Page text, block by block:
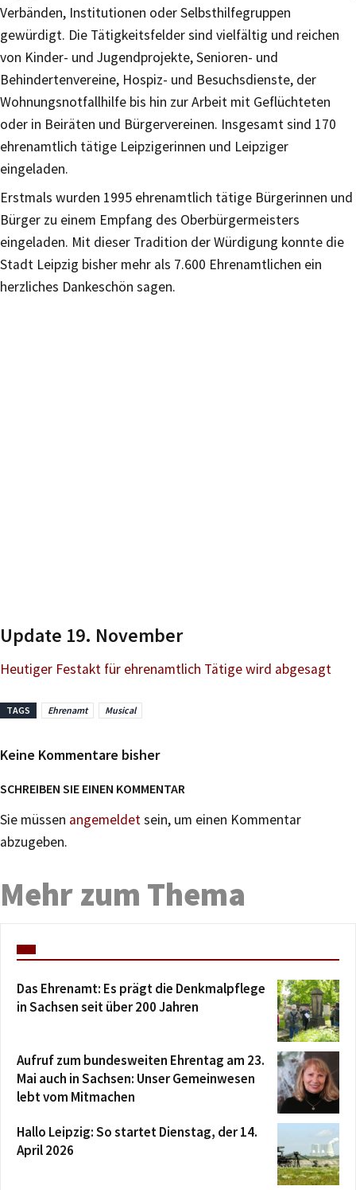
Verbänden, Institutionen oder Selbsthilfegruppen
gewürdigt. Die Tätigkeitsfelder sind vielfältig und reichen
von Kinder- und Jugendprojekte, Senioren- und
Behindertenvereine, Hospiz- und Besuchsdienste, der
Wohnungsnotfallhilfe bis hin zur Arbeit mit Geflüchteten
oder in Beiräten und Bürgervereinen. Insgesamt sind 170
ehrenamtlich tätige Leipzigerinnen und Leipziger
eingeladen.
Erstmals wurden 1995 ehrenamtlich tätige Bürgerinnen und
Bürger zu einem Empfang des Oberbürgermeisters
eingeladen. Mit dieser Tradition der Würdigung konnte die
Stadt Leipzig bisher mehr als 7.600 Ehrenamtlichen ein
herzliches Dankeschön sagen.
Update 19. November
Heutiger Festakt für ehrenamtlich Tätige wird abgesagt
TAGS Ehrenamt Musical
Keine Kommentare bisher
SCHREIBEN SIE EINEN KOMMENTAR
Sie müssen angemeldetsein, um einen Kommentar
abzugeben.
Mehr zum Thema
Das Ehrenamt: Es prägt die Denkmalpflege
in Sachsen seit über 200 Jahren
Aufruf zum bundesweiten Ehrentag am 23.
Mai auch in Sachsen: Unser Gemeinwesen
lebt vom Mitmachen
Hallo Leipzig: So startet Dienstag, der 14.
April 2026